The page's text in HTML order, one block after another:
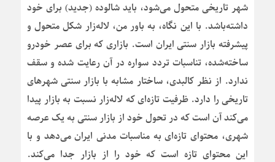
شهر تاریخی متحول می‌شود، باید شالوده (جدید) برای خود
داشته‌باشد. با این نگاه، به باور من، لاله‌زار شکل متحول و
پیشرفته بازار سنتی ایران است. بازاری که برای عصر خودرو
ساخته‌شده، تناسبات تردد سواره در آن رعایت شده و سقف
ندارد. از نظر کالبدی، ساختار مشابه با بازار سنتی شهرهای
تاریخی را دارد. ظرفیت تازه‌ای که لاله‌زار نسبت به بازار پیدا
می‌کند آن است که در تحول خود از بازار سنتی به یک عرصه
شهری، محتوای تازه‌ای به مناسبات مدنی ایران می‌دهد و با
این محتوای تازه است که خود را از بازار جدا می‌کند.